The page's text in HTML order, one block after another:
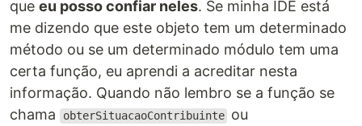
que eu posso confiar neles. Se minha IDE está
me dizendo que este objeto tem um determinado
método ou se um determinado módulo tem uma
certa função, eu aprendi a acreditar nesta
informação. Quando não lembro se a função se
chama
obterSituacaoContribuinte ou